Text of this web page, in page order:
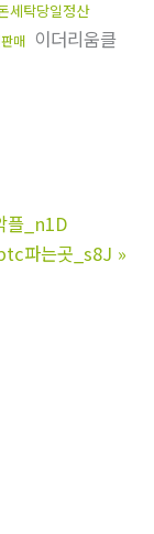
세탁당일정산
매 이더리움클
플_n1D
파는곳_s8J »